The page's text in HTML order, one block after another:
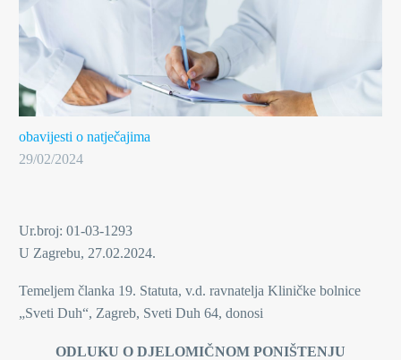
obavijesti o natječajima
29/02/2024
Ur.broj: 01-03-1293
U Zagrebu, 27.02.2024.
Temeljem članka 19. Statuta, v.d. ravnatelja Kliničke bolnice
„Sveti Duh“, Zagreb, Sveti Duh 64, donosi
ODLUKU O DJELOMIČNOM PONIŠTENJU